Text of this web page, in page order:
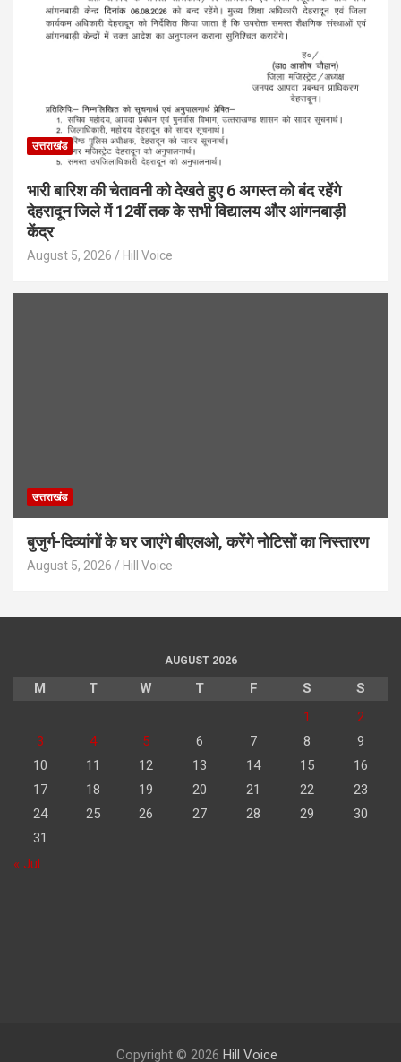
उत्तराखंड
भारी बारिश की चेतावनी को देखते हुए 6 अगस्त को बंद रहेंगे
देहरादून जिले में 12वीं तक के सभी विद्यालय और आंगनबाड़ी
केंद्र
August 5, 2026 Hill Voice
उत्तराखंड
बुजुर्ग-दिव्यांगों के घर जाएंगे बीएलओ, करेंगे नोटिसों का निस्तारण
August 5, 2026 Hill Voice
AUGUST 2026
M T W T F S
S
1
2
3
4 5 6 7 8
9
10
11 12 13 14 15
16
17
18 19 20 21 22
23
24
25 26 27 28 29
30
31
« Jul
Copyright © 2026 Hill Voice